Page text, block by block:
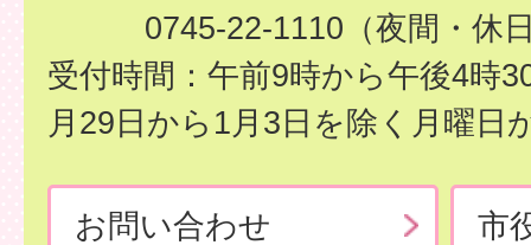
0745-22-1110（夜間・休
受付時間：午前9時から午後4時
月29日から1月3日を除く月曜日
お問い合わせ 市